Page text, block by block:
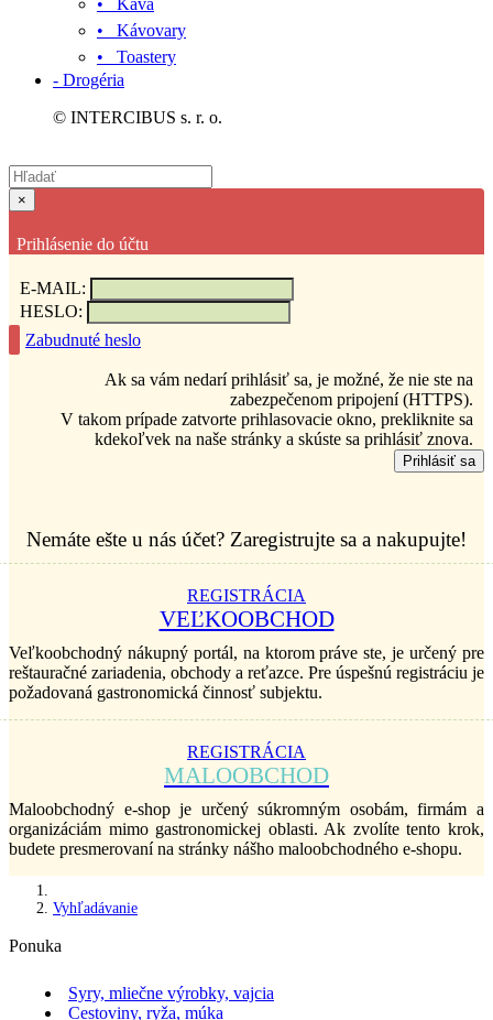
• Kávovary
• Toastery
- Drogéria
© INTERCIBUS s. r. o.
×
Prihlásenie do účtu
E-MAIL:
HESLO:
Zabudnuté heslo
Ak sa vám nedarí prihlásiť sa, je možné, že nie ste na
zabezpečenom pripojení (HTTPS).
V takom prípade zatvorte prihlasovacie okno, prekliknite sa
kdekoľvek na naše stránky a skúste sa prihlásiť znova.
Prihlásiť sa
Nemáte ešte u nás účet? Zaregistrujte sa a nakupujte!
REGISTRÁCIA
VEĽKOOBCHOD
Veľkoobchodný nákupný portál, na ktorom práve ste, je určený pre
reštauračné zariadenia, obchody a reťazce. Pre úspešnú registráciu je
požadovaná gastronomická činnosť subjektu.
REGISTRÁCIA
MALOOBCHOD
Maloobchodný e-shop je určený súkromným osobám, firmám a
organizáciám mimo gastronomickej oblasti. Ak zvolíte tento krok,
budete presmerovaní na stránky nášho maloobchodného e-shopu.
Vyhľadávanie
Ponuka
Syry, mliečne výrobky, vajcia
Cestoviny, ryža, múka